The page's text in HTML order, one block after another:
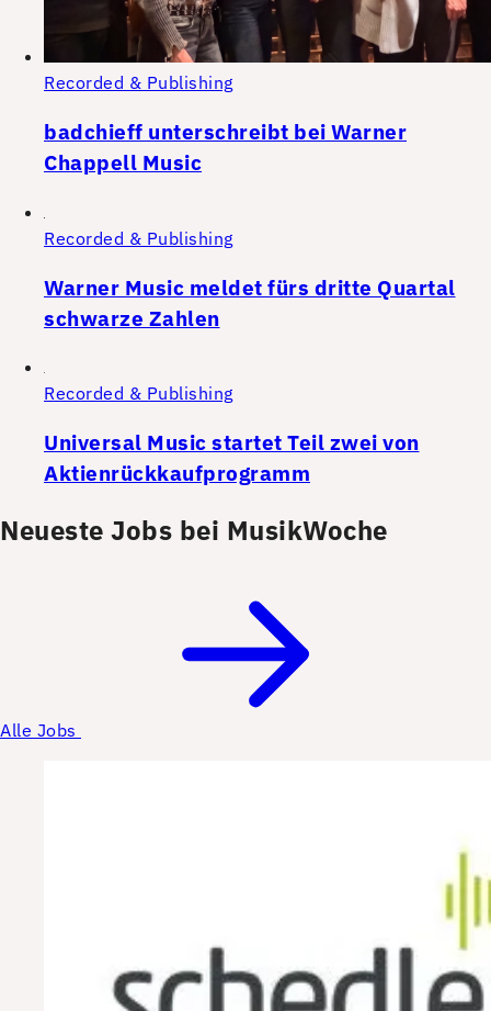
Recorded & Publishing
badchieff unterschreibt bei Warner
Chappell Music
Recorded & Publishing
Warner Music meldet fürs dritte Quartal
schwarze Zahlen
Recorded & Publishing
Universal Music startet Teil zwei von
Aktienrückkaufprogramm
Neueste Jobs bei MusikWoche
Alle Jobs